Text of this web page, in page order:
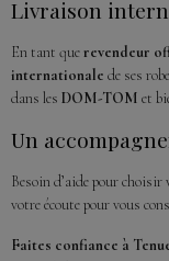
Livraison
En tant querevendeur
internationale de ses
dans les DOM-TOM et
Un
Besoin d’aide pour choisir
votre écoute pour vous
Faites confiance à